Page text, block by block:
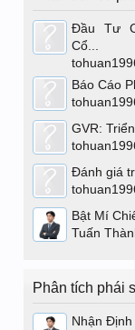
Đầu Tư
Cổ...
Báo Cáo
GVR:
Đánh giá
Bật Mí
Tuấn
Phân tích phái
Nhận Định